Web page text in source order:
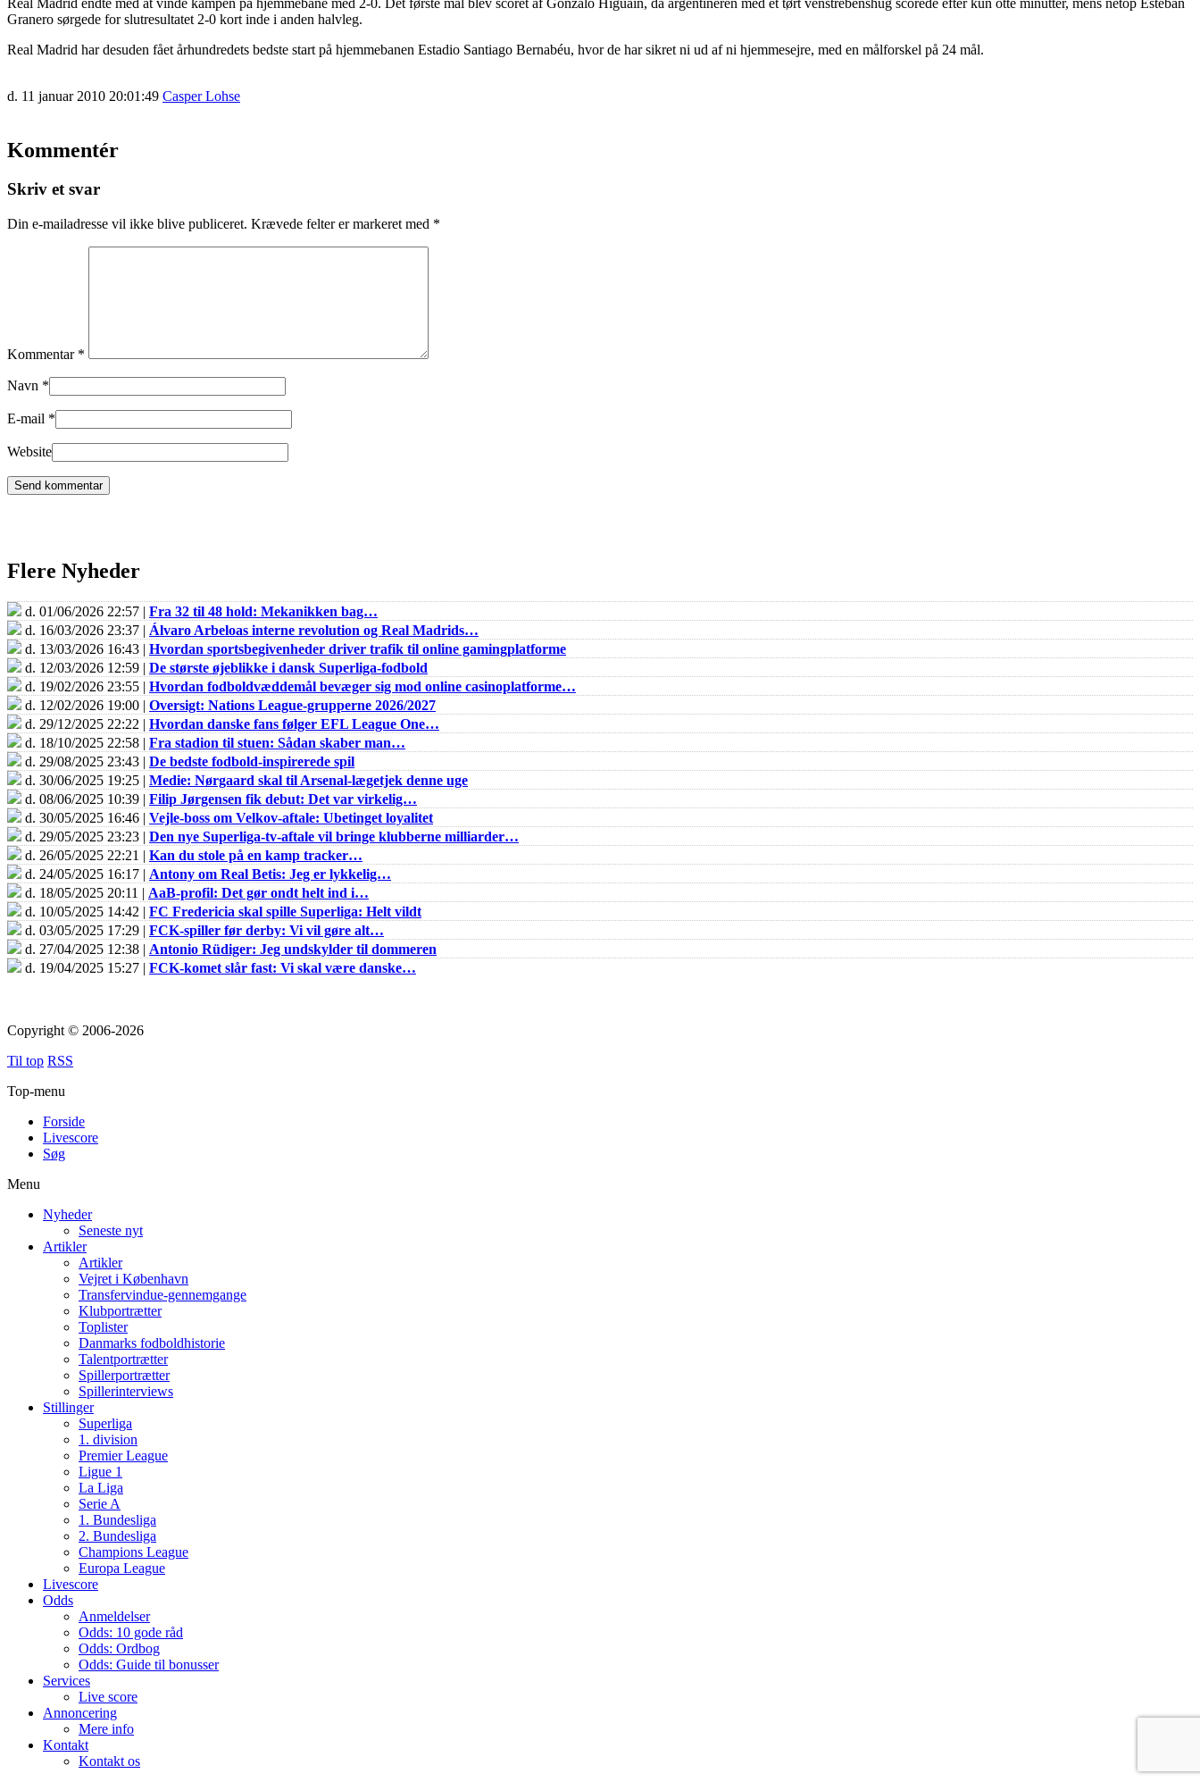
Granero sørgede for slutresultatet 2-0 kort inde i anden halvleg.
Real Madrid har desuden fået århundredets bedste start på hjemmebanen Estadio Santiago Bernabéu, hvor de har sikret ni ud af ni hjemmesejre, med en målforskel på 24 mål.
d. 11 januar 2010 20:01:49 Casper Lohse
Kommentér
Skriv et svar
Din e-mailadresse vil ikke blive publiceret. Krævede felter er markeret med *
Kommentar *
Navn *
E-mail *
Website
Flere Nyheder
d. 01/06/2026 22:57 | Fra 32 til 48 hold: Mekanikken bag…
d. 16/03/2026 23:37 | Álvaro Arbeloas interne revolution og Real Madrids…
d. 13/03/2026 16:43 | Hvordan sportsbegivenheder driver trafik til online gamingplatforme
d. 12/03/2026 12:59 | De største øjeblikke i dansk Superliga-fodbold
d. 19/02/2026 23:55 | Hvordan fodboldvæddemål bevæger sig mod online casinoplatforme…
d. 12/02/2026 19:00 | Oversigt: Nations League-grupperne 2026/2027
d. 29/12/2025 22:22 | Hvordan danske fans følger EFL League One…
d. 18/10/2025 22:58 | Fra stadion til stuen: Sådan skaber man…
d. 29/08/2025 23:43 | De bedste fodbold-inspirerede spil
d. 30/06/2025 19:25 | Medie: Nørgaard skal til Arsenal-lægetjek denne uge
d. 08/06/2025 10:39 | Filip Jørgensen fik debut: Det var virkelig…
d. 30/05/2025 16:46 | Vejle-boss om Velkov-aftale: Ubetinget loyalitet
d. 29/05/2025 23:23 | Den nye Superliga-tv-aftale vil bringe klubberne milliarder…
d. 26/05/2025 22:21 | Kan du stole på en kamp tracker…
d. 24/05/2025 16:17 | Antony om Real Betis: Jeg er lykkelig…
d. 18/05/2025 20:11 | AaB-profil: Det gør ondt helt ind i…
d. 10/05/2025 14:42 | FC Fredericia skal spille Superliga: Helt vildt
d. 03/05/2025 17:29 | FCK-spiller før derby: Vi vil gøre alt…
d. 27/04/2025 12:38 | Antonio Rüdiger: Jeg undskylder til dommeren
d. 19/04/2025 15:27 | FCK-komet slår fast: Vi skal være danske…
Copyright © 2006-2026
Til top RSS
Top-menu
Forside
Livescore
Søg
Menu
Nyheder
Seneste nyt
Artikler
Artikler
Vejret i København
Transfervindue-gennemgange
Klubportrætter
Toplister
Danmarks fodboldhistorie
Talentportrætter
Spillerportrætter
Spillerinterviews
Stillinger
Superliga
1. division
Premier League
Ligue 1
La Liga
Serie A
1. Bundesliga
2. Bundesliga
Champions League
Europa League
Livescore
Odds
Anmeldelser
Odds: 10 gode råd
Odds: Ordbog
Odds: Guide til bonusser
Services
Live score
Annoncering
Mere info
Kontakt
Kontakt os